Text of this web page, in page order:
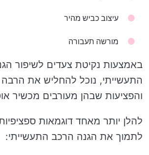
עיצוב כביש מהיר
מורשה תעבורה
באמצעות נקיטת צעדים לשיפור
התעשייתי, נוכל להחליש את הרבה
והפציעות שבהן מעורבים מכשיר
להלן יותר מאחד דוגמאות
לתמוך את הגנה הרכב התעשייתי: